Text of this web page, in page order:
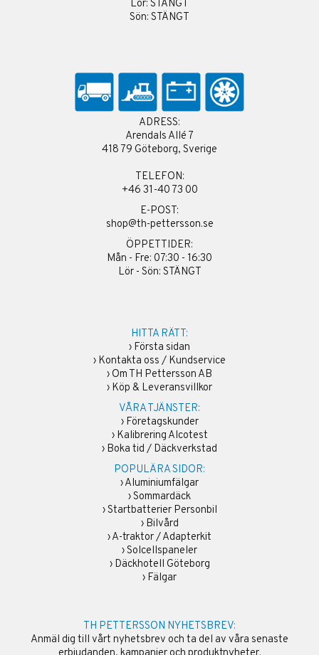
Lör: STÄNGT
Sön: STÄNGT
ADRESS:
Arendals Allé 7
418 79 Göteborg, Sverige
TELEFON:
+46 31-40 73 00
E-POST:
shop@th-pettersson.se
ÖPPETTIDER:
Mån - Fre: 07:30 - 16:30
Lör - Sön: STÄNGT
HITTA RÄTT:
› Första sidan
› Kontakta oss / Kundservice
› Om TH Pettersson AB
› Köp & Leveransvillkor
VÅRA TJÄNSTER:
› Företagskunder
› Kalibrering Alcotest
› Boka tid / Däckverkstad
POPULÄRA SIDOR:
›Aluminiumfälgar
›Sommardäck
›Startbatterier Personbil
› Bilvård
›A-traktor / Adapterkit
›Solcellspaneler
› Däckhotell Göteborg
› Fälgar
TH PETTERSSON NYHETSBREV:
Anmäl dig till vårt nyhetsbrev och ta del av våra senaste